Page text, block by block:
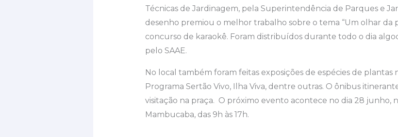
Técnicas de Jardinagem, pela Superintendência de Parques e
desenho premiou o melhor trabalho sobre o tema “Um olhar da
concurso de karaokê. Foram distribuídos durante todo o dia
pelo SAAE.
No local também foram feitas exposições de espécies de plantas
Programa Sertão Vivo, Ilha Viva, dentre outras. O ônibus
visitação na praça. O próximo evento acontece no dia 28 junho,
Mambucaba, das 9h às 17h.